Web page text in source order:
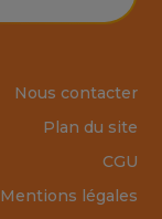
Nous contacter
Plan du site
CGU
Mentions légales